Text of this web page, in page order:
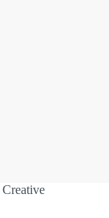
Creative